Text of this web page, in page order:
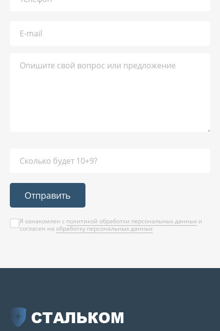
Отправить
Я ознакомлен с политикой обработки персональных данных и
согласен на обработку персональных данных
СТАЛЬКОМ